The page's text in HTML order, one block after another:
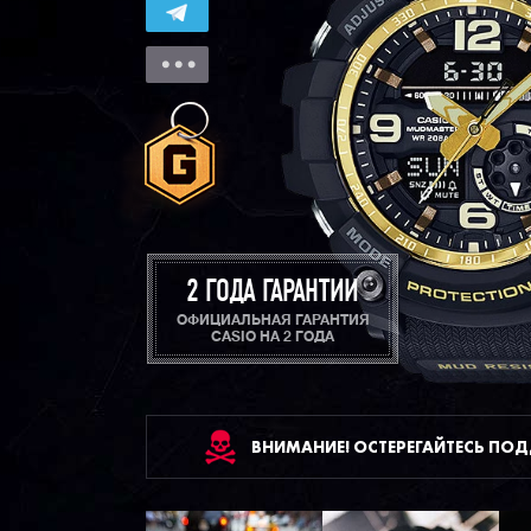
2 ГОДА ГАРАНТИИ
ОФИЦИАЛЬНАЯ ГАРАНТИЯ
CASIO НА 2 ГОДА
ВНИМАНИЕ! ОСТЕРЕГАЙТЕСЬ